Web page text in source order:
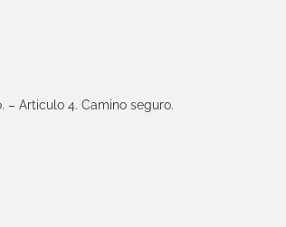
– Articulo 4. Camino seguro.